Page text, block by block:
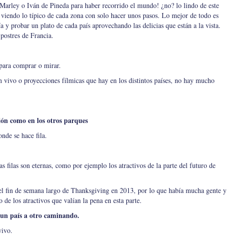
o Iván de Pineda para haber recorrido el mundo! ¿no? lo lindo de este
lo típico de cada zona con solo hacer unos pasos. Lo mejor de todo es
y probar un plato de cada país aprovechando las delicias que están a la vista.
de Francia.
comprar o mirar.
vivo o proyecciones fílmicas que hay en los distintos países, no hay mucho
como en los otros parques
se hace fila.
filas son eternas, como por ejemplo los atractivos de la parte del futuro de
fin de semana largo de Thanksgiving en 2013, por lo que había mucha gente y
los atractivos que valían la pena en esta parte.
país a otro caminando.